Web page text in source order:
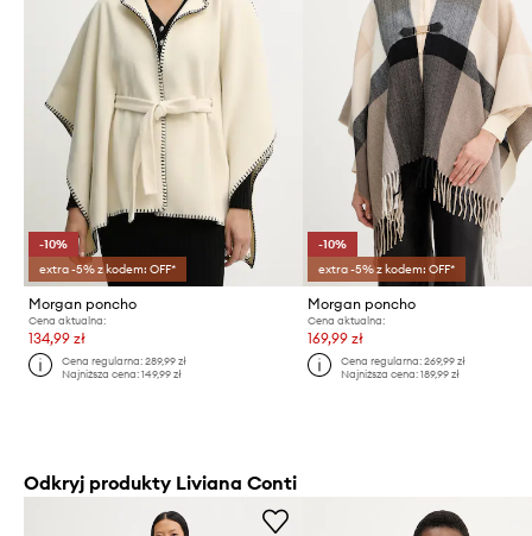
-10%
extra -5% z kodem: OFF*
Morgan poncho
Cena aktualna:
134,99 zł
Cena regularna:289,99 zł
Najniższa cena:149,99 zł
-10%
extra -5% z kodem: OFF*
Morgan poncho
Cena aktualna:
169,99 zł
Cena regularna: 269,99 zł
Najniższa cena: 189,99 zł
Odkryj produkty Liviana Conti